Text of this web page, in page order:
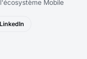
Mobile
LinkedIn